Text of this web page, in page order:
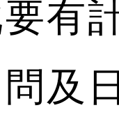
有
及